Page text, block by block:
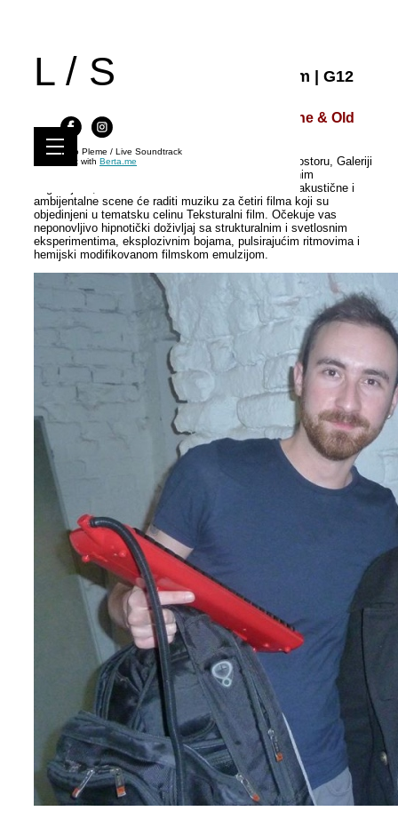
L / S
Kino Pleme / Live Soundtrack
Built with Berta.me
Live Soundtrack 11 | Teksturalni film | G12
Pann+onn & Kezz, Ponton, Rage Blanche & Old
Soviet Dogs Orchestra
Prvo izdanje u drugoj godini održaće se u novom prostoru, Galeriji
G12 HUB, poznatoj po intermedijskim i audiovizuelnim
događajima, a muzičari sa naše elektronske-elektroakustične i
ambijentalne scene će raditi muziku za četiri filma koji su
objedinjeni u tematsku celinu Teksturalni film. Očekuje vas
neponovljivo hipnotički doživljaj sa strukturalnim i svetlosnim
eksperimentima, eksplozivnim bojama, pulsirajućim ritmovima i
hemijski modifikovanom filmskom emulzijom.